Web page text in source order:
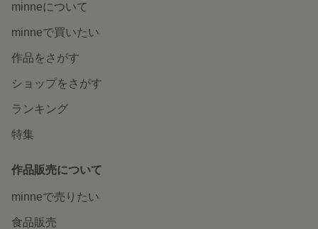
minneについて
minneで買いたい
作品をさがす
ショップをさがす
ランキング
特集
作品販売について
minneで売りたい
食品販売